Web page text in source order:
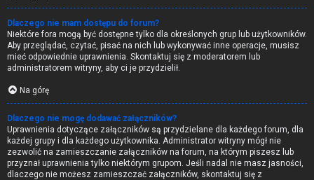
Dlaczego nie mam dostępu do forum?
Niektóre fora mogą być dostępne tylko dla określonych grup lub użytkowników.
Aby przeglądać, czytać, pisać na nich lub wykonywać inne operacje, musisz
mieć odpowiednie uprawnienia. Skontaktuj się z moderatorem lub
administratorem witryny, aby ci je przydzielił.
Na górę
Dlaczego nie mogę dodawać załączników?
Uprawnienia dotyczące załączników są przydzielane dla każdego forum, dla
każdej grupy i dla każdego użytkownika. Administrator witryny mógł nie
zezwolić na zamieszczanie załączników na forum, na którym piszesz lub
przyznał uprawnienia tylko niektórym grupom. Jeśli nadal nie masz jasności,
dlaczego nie możesz zamieszczać załączników, skontaktuj się z